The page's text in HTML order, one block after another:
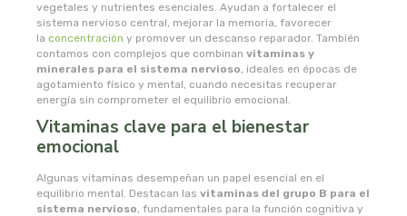
vegetales y nutrientes esenciales. Ayudan a fortalecer el
sistema nervioso central, mejorar la memoria, favorecer
la concentración y promover un descanso reparador. También
contamos con complejos que combinan vitaminas y
minerales para el sistema nervioso, ideales en épocas de
agotamiento físico y mental, cuando necesitas recuperar
energía sin comprometer el equilibrio emocional.
Vitaminas clave para el bienestar
emocional
Algunas vitaminas desempeñan un papel esencial en el
equilibrio mental. Destacan las vitaminas del grupo B para el
sistema nervioso, fundamentales para la función cognitiva y
natur ozone
naturabio
naturata
naturbrush
naturcid